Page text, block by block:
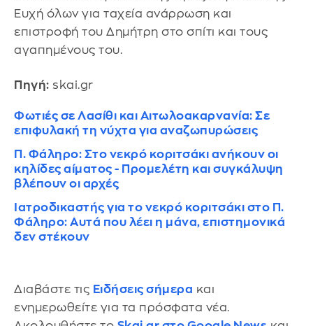
Ευχή όλων για ταχεία ανάρρωση και
επιστροφή του Δημήτρη στο σπίτι και τους
αγαπημένους του.
Πηγή: skai.gr
Φωτιές σε Λασίθι και Αιτωλοακαρνανία: Σε
επιφυλακή τη νύχτα για αναζωπυρώσεις
Π. Φάληρο: Στο νεκρό κοριτσάκι ανήκουν οι
κηλίδες αίματος - Προμελέτη και συγκάλυψη
βλέπουν οι αρχές
Ιατροδικαστής για το νεκρό κοριτσάκι στο Π.
Φάληρο: Αυτά που λέει η μάνα, επιστημονικά
δεν στέκουν
Διαβάστε τις Ειδήσεις σήμερα και
ενημερωθείτε για τα πρόσφατα νέα.